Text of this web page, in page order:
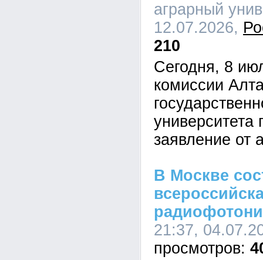
аграрный
12.07.2026,
210
Сегодня, 8
комиссии
университета
заявление от
В Москве
21:37,